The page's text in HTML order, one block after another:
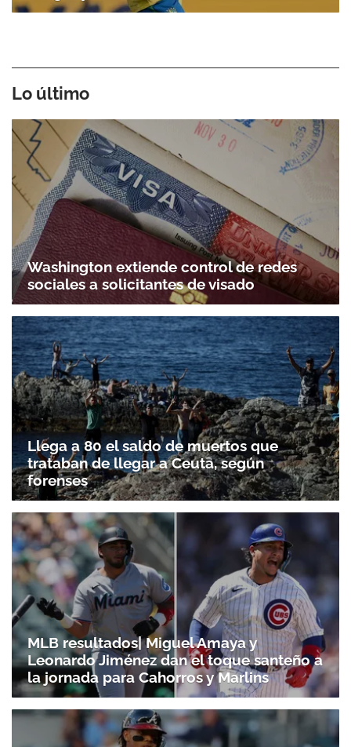
Gracias por suscribirte a nuestro boletín.
Lo último
Washington extiende control de redes
sociales a solicitantes de visado
Llega a 80 el saldo de muertos que
trataban de llegar a Ceuta, según
forenses
MLB resultados| Miguel Amaya y
Leonardo Jiménez dan el toque santeño a
la jornada para Cahorros y Marlins